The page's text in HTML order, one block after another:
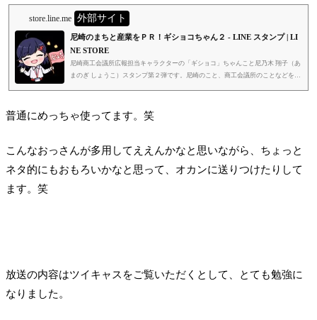
store.line.me 外部サイト
尼崎のまちと産業をＰＲ！ギショコちゃん２ - LINE スタンプ | LI
NE STORE
尼崎商工会議所広報担当キャラクターの「ギショコ」ちゃんこと尼乃木 翔子（あ
まのぎ しょうこ）スタンプ第２弾です。尼崎のこと、商工会議所のことなどを発
普通にめっちゃ使ってます。笑
こんなおっさんが多用してええんかなと思いながら、ちょっと
ネタ的にもおもろいかなと思って、オカンに送りつけたりして
ます。笑
放送の内容はツイキャスをご覧いただくとして、とても勉強に
なりました。